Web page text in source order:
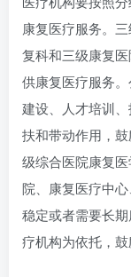
康复医疗服务。
复科和三级康复
供康复医疗服务
建设、人才培训
扶和带动作用，
级综合医院康复
院、康复医疗中
稳定或者需要长
疗机构为依托，鼓